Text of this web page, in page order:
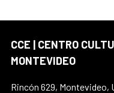
CCE | CENTRO
MONTEVIDEO
Rincón 629, Montevideo,